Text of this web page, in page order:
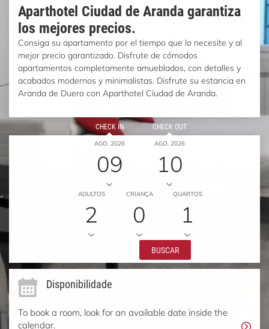
Aparthotel Ciudad de Aranda garantiza
los mejores precios.
Consiga su apartamento por el tiempo que lo necesite y al
mejor precio garantizado. Disfrute de cómodos
apartamentos completamente amueblados, con detalles y
acabados modernos y minimalistas. Disfrute su estancia en
Aranda de Duero con Aparthotel Ciudad de Aranda.
CHECK IN
AGO. 2026
09
CHECK OUT
AGO. 2026
10
ADULTOS
2
CRIANÇA
0
QUARTOS
1
BUSCAR
Disponibilidade
To book a room, look for an available date inside the
calendar.